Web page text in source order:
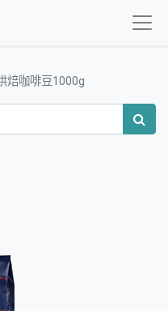
焙咖啡豆1000g